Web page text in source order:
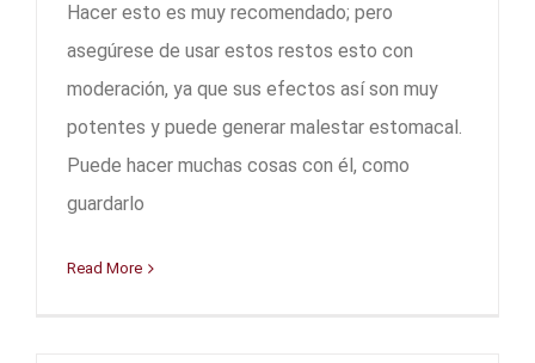
Hacer esto es muy recomendado; pero
asegúrese de usar estos restos esto con
moderación, ya que sus efectos así son muy
potentes y puede generar malestar estomacal.
Puede hacer muchas cosas con él, como
guardarlo
Read More